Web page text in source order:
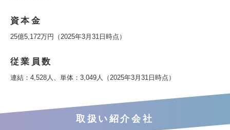
資本金
25億5,172万円（2025年3月31日時点）
従業員数
連結：4,528人、単体：3,049人（2025年3月31日時点）
取扱い紹介会社